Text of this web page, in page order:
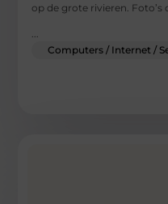
op de grote rivieren.
...
Computers / Internet /